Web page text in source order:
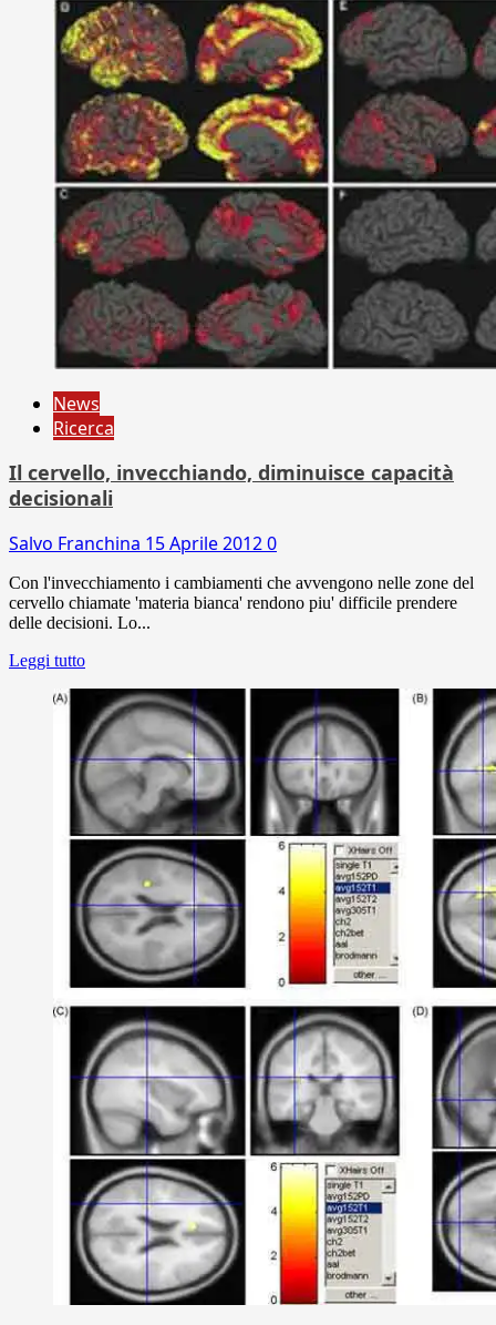
News
Ricerca
Il cervello, invecchiando, diminuisce capacità
decisionali
Salvo Franchina 15 Aprile 20120
Con l'invecchiamento i cambiamenti che avvengono nelle zone del
cervello chiamate 'materia bianca' rendono piu' difficile prendere
delle decisioni. Lo...
Leggi tutto